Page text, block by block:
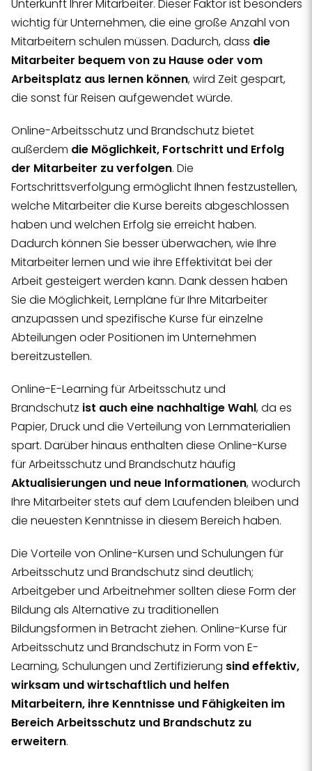
Unterkunft Ihrer Mitarbeiter. Dieser Faktor ist besonders
wichtig für Unternehmen, die eine große Anzahl von
Mitarbeitern schulen müssen. Dadurch, dass die
Mitarbeiter bequem von zu Hause oder vom
Arbeitsplatz aus lernen können, wird Zeit gespart,
die sonst für Reisen aufgewendet würde.
Online-Arbeitsschutz und Brandschutz bietet
außerdem die Möglichkeit, Fortschritt und Erfolg
der Mitarbeiter zu verfolgen. Die
Fortschrittsverfolgung ermöglicht Ihnen festzustellen,
welche Mitarbeiter die Kurse bereits abgeschlossen
haben und welchen Erfolg sie erreicht haben.
Dadurch können Sie besser überwachen, wie Ihre
Mitarbeiter lernen und wie ihre Effektivität bei der
Arbeit gesteigert werden kann. Dank dessen haben
Sie die Möglichkeit, Lernpläne für Ihre Mitarbeiter
anzupassen und spezifische Kurse für einzelne
Abteilungen oder Positionen im Unternehmen
bereitzustellen.
Online-E-Learning für Arbeitsschutz und
Brandschutz ist auch eine nachhaltige Wahl, da es
Papier, Druck und die Verteilung von Lernmaterialien
spart. Darüber hinaus enthalten diese Online-Kurse
für Arbeitsschutz und Brandschutz häufig
Aktualisierungen und neue Informationen, wodurch
Ihre Mitarbeiter stets auf dem Laufenden bleiben und
die neuesten Kenntnisse in diesem Bereich haben.
Die Vorteile von Online-Kursen und Schulungen für
Arbeitsschutz und Brandschutz sind deutlich;
Arbeitgeber und Arbeitnehmer sollten diese Form der
Bildung als Alternative zu traditionellen
Bildungsformen in Betracht ziehen. Online-Kurse für
Arbeitsschutz und Brandschutz in Form von E-
Learning, Schulungen und Zertifizierung sind effektiv,
wirksam und wirtschaftlich und helfen
Mitarbeitern, ihre Kenntnisse und Fähigkeiten im
Bereich Arbeitsschutz und Brandschutz zu
erweitern.